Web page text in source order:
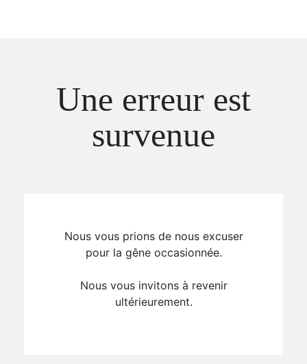
Une erreur est
survenue
Nous vous prions de nous excuser
pour la gêne occasionnée.
Nous vous invitons à revenir
ultérieurement.